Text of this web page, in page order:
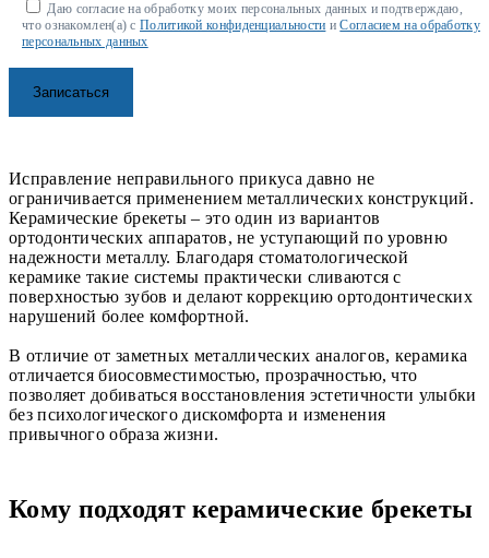
Даю согласие на обработку моих персональных данных и подтверждаю,
что ознакомлен(а) сПолитикой конфиденциальности иСогласием на обработку
персональных данных
Исправление неправильного прикуса давно не
ограничивается применением металлических конструкций.
Керамические брекеты – это один из вариантов
ортодонтических аппаратов, не уступающий по уровню
надежности металлу. Благодаря стоматологической
керамике такие системы практически сливаются с
поверхностью зубов и делают коррекцию ортодонтических
нарушений более комфортной.
В отличие от заметных металлических аналогов, керамика
отличается биосовместимостью, прозрачностью, что
позволяет добиваться восстановления эстетичности улыбки
без психологического дискомфорта и изменения
привычного образа жизни.
Кому подходят керамические брекеты